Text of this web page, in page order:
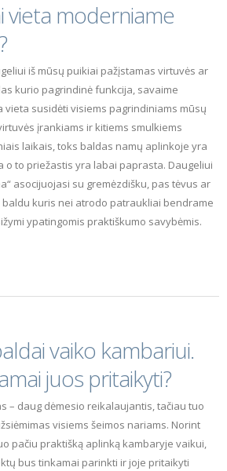
vieta moderniame
iš mūsų puikiai pažįstamas virtuvės ar
kurio pagrindinė funkcija, savaime
vieta susidėti visiems pagrindiniams mūsų
įrankiams ir kitiems smulkiems
laikais, toks baldas namų aplinkoje yra
o to priežastis yra labai paprasta. Daugeliui
asocijuojasi su gremėzdišku, pas tėvus ar
kuris nei atrodo patraukliai bendrame
ypatingomis praktiškumo savybėmis.
vaiko kambariui.
juos pritaikyti?
– daug dėmesio reikalaujantis, tačiau tuo
visiems šeimos nariams. Norint
pačiu praktišką aplinką kambaryje vaikui,
bus tinkamai parinkti ir joje pritaikyti